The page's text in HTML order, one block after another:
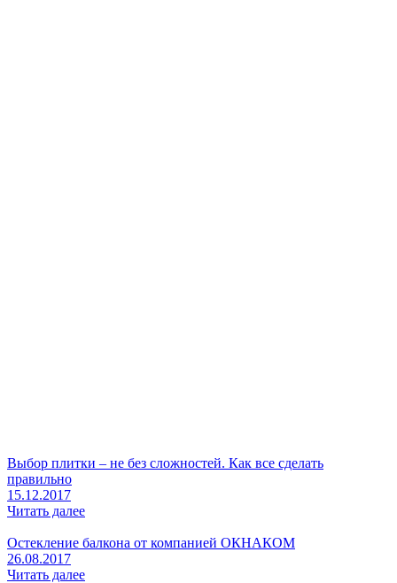
Выбор плитки – не без сложностей. Как все сделать
правильно
15.12.2017
Читать далее
Остекление балкона от компанией ОКНАКОМ
26.08.2017
Читать далее